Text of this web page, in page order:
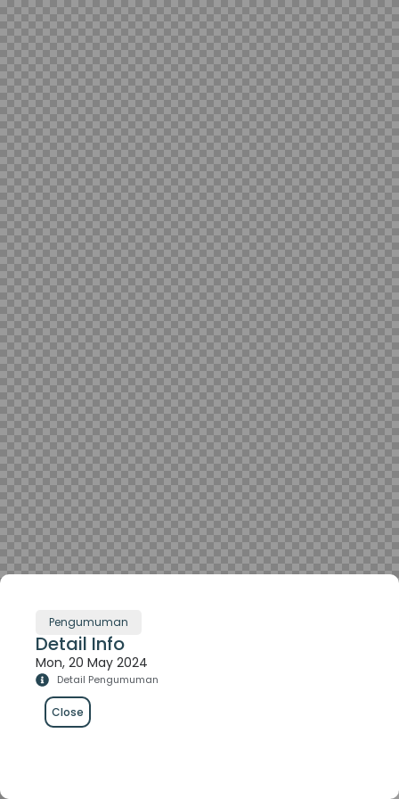
Pengumuman
Detail Info
Mon, 20 May 2024
Detail Pengumuman
Close